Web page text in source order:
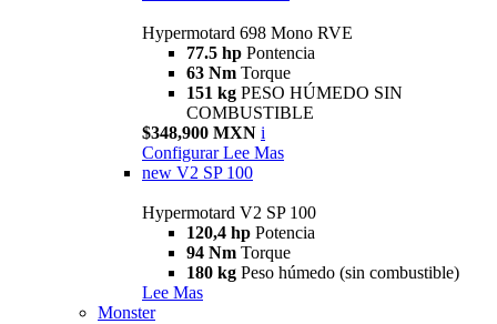
Hypermotard 698 Mono RVE
77.5 hp Pontencia
63 Nm Torque
151 kg PESO HÚMEDO SIN
COMBUSTIBLE
$348,900 MXN i
Configurar Lee Mas
new V2 SP 100
Hypermotard V2 SP 100
120,4 hp Potencia
94 Nm Torque
180 kg Peso húmedo (sin combustible)
Lee Mas
Monster